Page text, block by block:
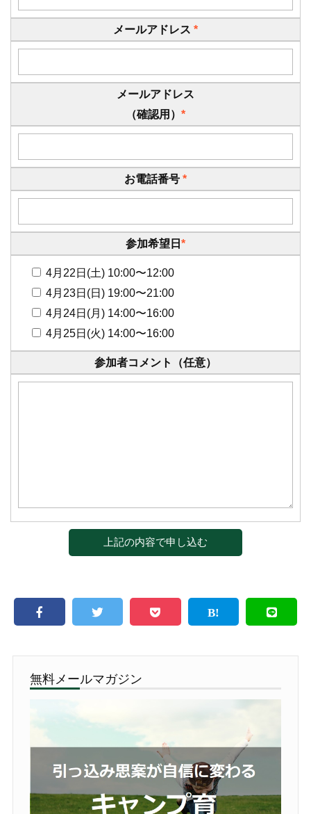
メールアドレス *
メールアドレス
（確認用） *
お電話番号 *
参加希望日 *
4月22日(土) 10:00〜12:00
4月23日(日) 19:00〜21:00
4月24日(月) 14:00〜16:00
4月25日(火) 14:00〜16:00
参加者コメント（任意）
無料メールマガジン